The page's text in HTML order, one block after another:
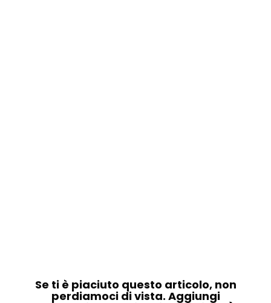
Se ti è piaciuto questo articolo, non
perdiamoci di vista. Aggiungi